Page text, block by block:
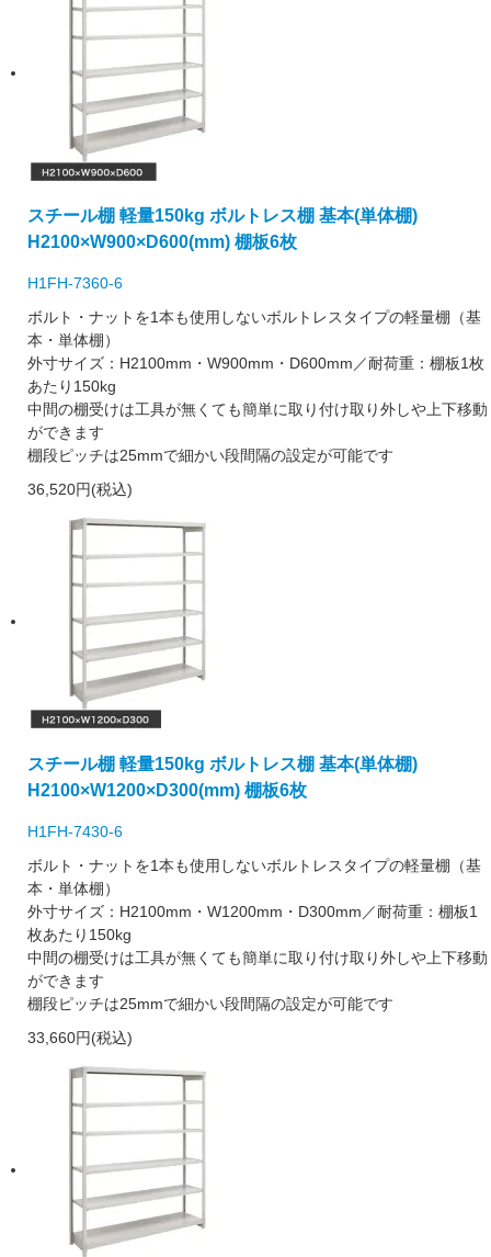
スチール棚 軽量150kg ボルトレス棚 基本(単体棚)
H2100×W900×D600(mm) 棚板6枚
H1FH-7360-6
ボルト・ナットを1本も使用しないボルトレスタイプの軽量棚（基
本・単体棚）
外寸サイズ：H2100mm・W900mm・D600mm／耐荷重：棚板1枚
あたり150kg
中間の棚受けは工具が無くても簡単に取り付け取り外しや上下移動
ができます
棚段ピッチは25mmで細かい段間隔の設定が可能です
36,520円(税込)
スチール棚 軽量150kg ボルトレス棚 基本(単体棚)
H2100×W1200×D300(mm) 棚板6枚
H1FH-7430-6
ボルト・ナットを1本も使用しないボルトレスタイプの軽量棚（基
本・単体棚）
外寸サイズ：H2100mm・W1200mm・D300mm／耐荷重：棚板1
枚あたり150kg
中間の棚受けは工具が無くても簡単に取り付け取り外しや上下移動
ができます
棚段ピッチは25mmで細かい段間隔の設定が可能です
33,660円(税込)